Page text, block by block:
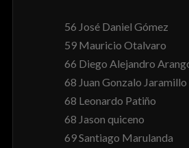
56 José Daniel Gómez
59 Mauricio Otalvaro
66 Diego Alejandro
68 Juan Gonzalo Jaramillo
68 Leonardo Patiño
68 Jason quiceno
69 Santiago Marulanda